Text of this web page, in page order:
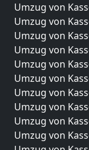
Umzug von
Umzug von
Umzug von
Umzug von
Umzug von
Umzug von
Umzug von
Umzug von
Umzug von
Umzug von